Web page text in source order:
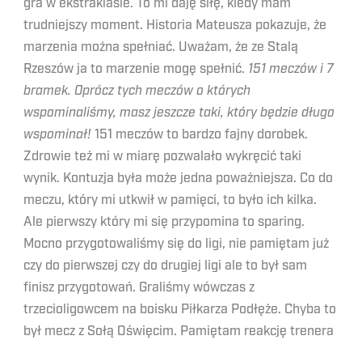
trudniejszy moment. Historia Mateusza pokazuje, że
marzenia można spełniać. Uważam, że ze Stalą
Rzeszów ja to marzenie mogę spełnić. 151 meczów i 7
bramek. Oprócz tych meczów o których
wspominaliśmy, masz jeszcze taki, który będzie długo
wspominał! 151 meczów to bardzo fajny dorobek.
Zdrowie też mi w miarę pozwalało wykręcić taki
wynik. Kontuzja była może jedna poważniejsza. Co do
meczu, który mi utkwił w pamięci, to było ich kilka.
Ale pierwszy który mi się przypomina to sparing.
Mocno przygotowaliśmy się do ligi, nie pamiętam już
czy do pierwszej czy do drugiej ligi ale to był sam
finisz przygotowań. Graliśmy wówczas z
trzecioligowcem na boisku Piłkarza Podłęże. Chyba to
był mecz z Sołą Oświęcim. Pamiętam reakcję trenera